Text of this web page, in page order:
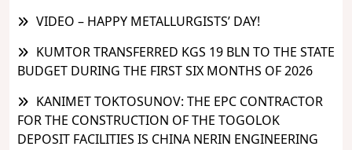
VIDEO – HAPPY METALLURGISTS’ DAY!
KUMTOR TRANSFERRED KGS 19 BLN TO THE STATE
BUDGET DURING THE FIRST SIX MONTHS OF 2026
KANIMET TOKTOSUNOV: THE EPC CONTRACTOR
FOR THE CONSTRUCTION OF THE TOGOLOK
DEPOSIT FACILITIES IS CHINA NERIN ENGINEERING